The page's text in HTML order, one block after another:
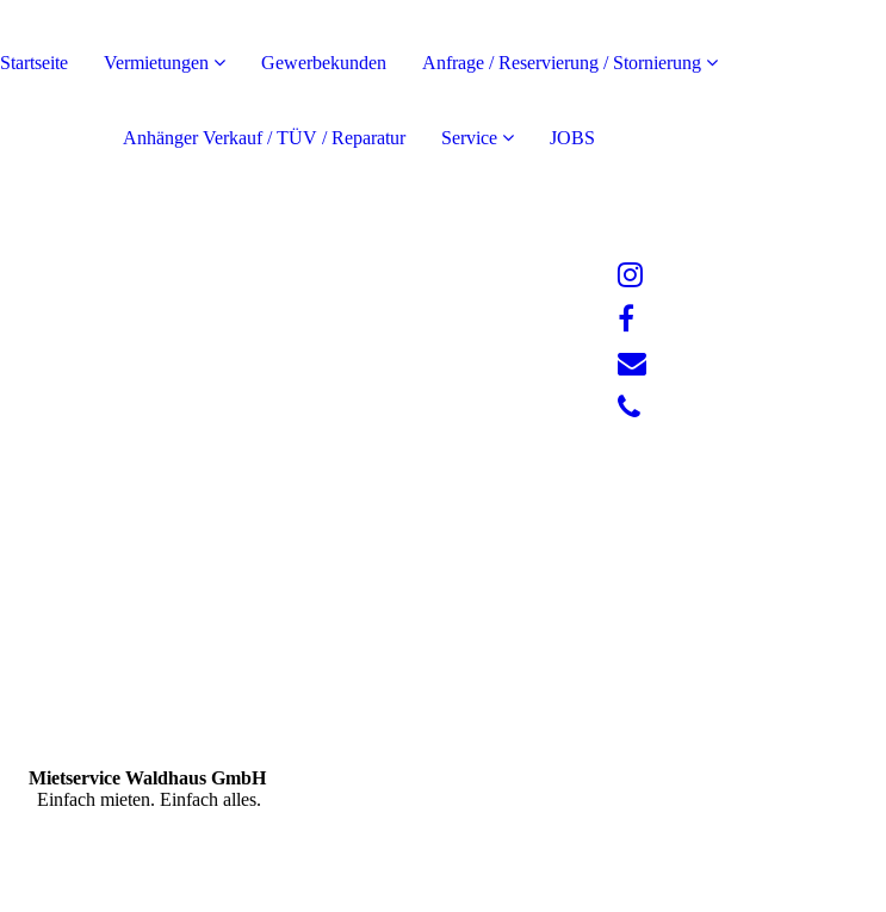
Startseite Vermietungen Gewerbekunden Anfrage / Reservierung / Stornierung
Anhänger Verkauf / TÜV / Reparatur Service JOBS
Mietservice Waldhaus GmbH
Einfach mieten. Einfach alles.